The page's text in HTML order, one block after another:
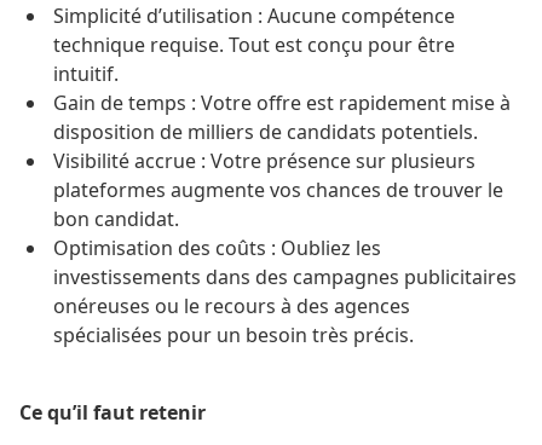
Simplicité d’utilisation : Aucune compétence
technique requise. Tout est conçu pour être
intuitif.
Gain de temps : Votre offre est rapidement mise à
disposition de milliers de candidats potentiels.
Visibilité accrue : Votre présence sur plusieurs
plateformes augmente vos chances de trouver le
bon candidat.
Optimisation des coûts : Oubliez les
investissements dans des campagnes publicitaires
onéreuses ou le recours à des agences
spécialisées pour un besoin très précis.
Ce qu’il faut retenir